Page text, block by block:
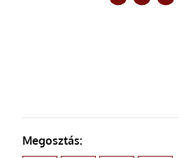
Megosztás: